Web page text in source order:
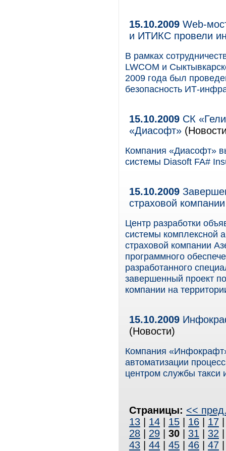
15.10.2009 Web-
и ИТИКС провели
В рамках
LWCOM и
2009 года был
безопасность ИТ-
15.10.2009 СК
«Диасофт»
Компания «Диасофт»
системы Diasoft FA#
15.10.2009
страховой
Центр разработки
системы комплексной
страховой компании
программного
разработанного
завершенный проект
компании на
15.10.2009
(Новости)
Компания
автоматизации
центром службы такси
Страницы: <<
13
14 15 16 17
28
29 30 31 32
43
44 45 46 47